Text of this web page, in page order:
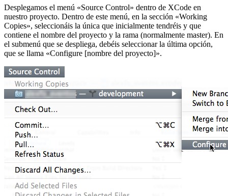
Desplegamos el menú «Source Control» dentro de XCode en
nuestro proyecto. Dentro de este menú, en la sección «Working
Copies», seleccionáis la única que inicialmente tendréis y que
contiene el nombre del proyecto y la rama (normalmente master). En
el submenú que se despliega, debéis seleccionar la última opción,
que se llama «Configure [nombre del proyecto]».